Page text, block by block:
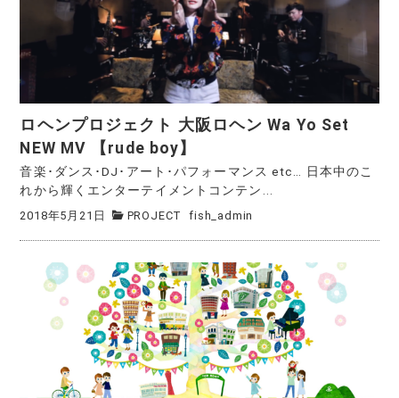
ロヘンプロジェクト 大阪ロヘン Wa Yo Set
NEW MV 【rude boy】
音楽･ダンス･DJ･アート･パフォーマンス etc… 日本中のこ
れから輝くエンターテイメントコンテン...
2018年5月21日 PROJECT fish_admin